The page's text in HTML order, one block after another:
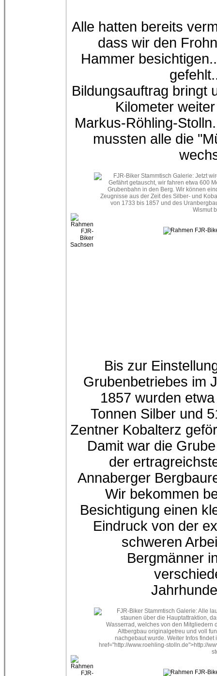
Alle hatten bereits
dass wir den
Hammer
Bildungsauftrag bringt
Kilometer
Markus-Röhling-
mussten alle die
Bis zur
Grubenbetriebes im
1857 wurden
Tonnen Silber und
Zentner Kobalterz
Damit war die
der
Annaberger
Wir bekommen
Besichtigung einen
Eindruck von der
schweren
Bergmänner